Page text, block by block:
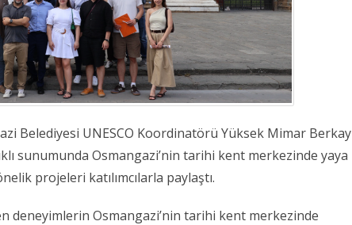
Belediyesi UNESCO Koordinatörü Yüksek Mimar Berkay
sunumunda Osmangazi’nin tarihi kent merkezinde yaya
projeleri katılımcılarla paylaştı.
deneyimlerin Osmangazi’nin tarihi kent merkezinde